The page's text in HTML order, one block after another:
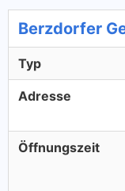
Berzdorfer
Typ
Adresse
Öffnungszeit